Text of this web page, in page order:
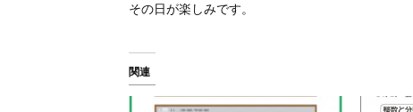
その日が楽しみです。
関連